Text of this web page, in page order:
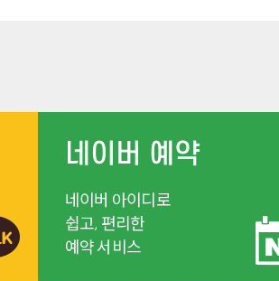
네이버 예약
네이버 아이디로
쉽고, 편리한
예약 서비스